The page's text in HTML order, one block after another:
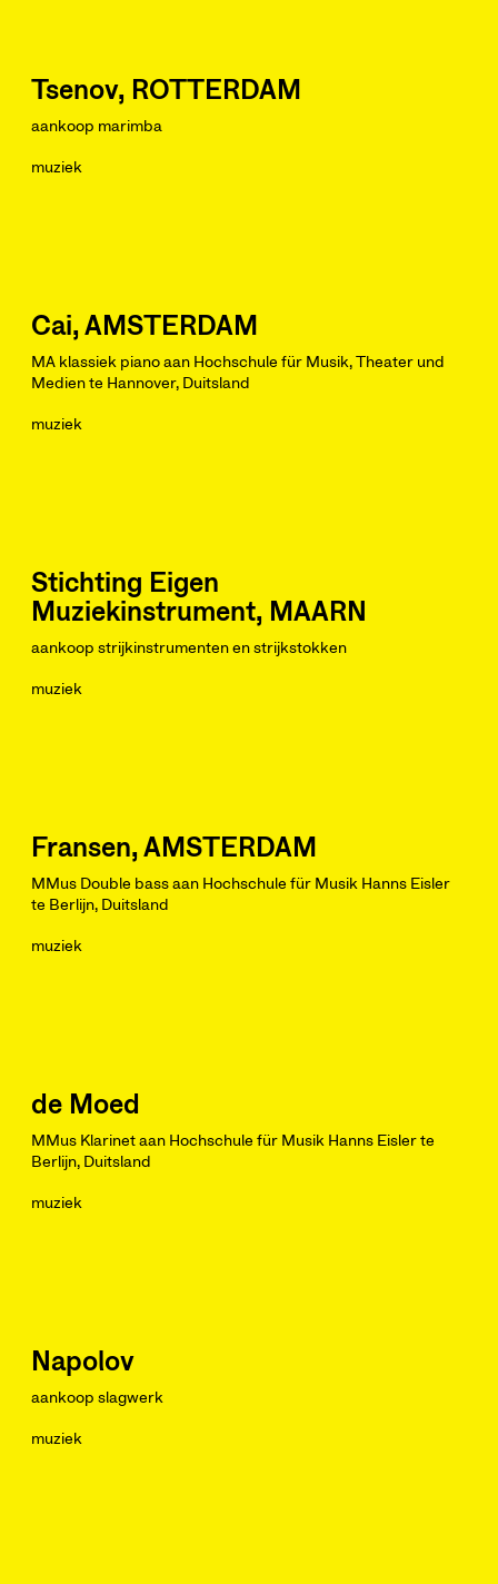
Tsenov, ROTTERDAM
aankoop marimba
muziek
Cai, AMSTERDAM
MA klassiek piano aan Hochschule für Musik, Theater und
Medien te Hannover, Duitsland
muziek
Stichting Eigen
Muziekinstrument, MAARN
aankoop strijkinstrumenten en strijkstokken
muziek
Fransen, AMSTERDAM
MMus Double bass aan Hochschule für Musik Hanns Eisler
te Berlijn, Duitsland
muziek
de Moed
MMus Klarinet aan Hochschule für Musik Hanns Eisler te
Berlijn, Duitsland
muziek
Napolov
aankoop slagwerk
muziek